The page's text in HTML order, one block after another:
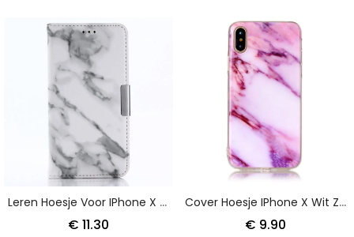
Leren Hoesje Voor IPhone X Roze Wit Marmer
€ 11.30
Cover Hoesje IPhone X Wit Zwart Telefoonhoesje Marmer
€ 9.90